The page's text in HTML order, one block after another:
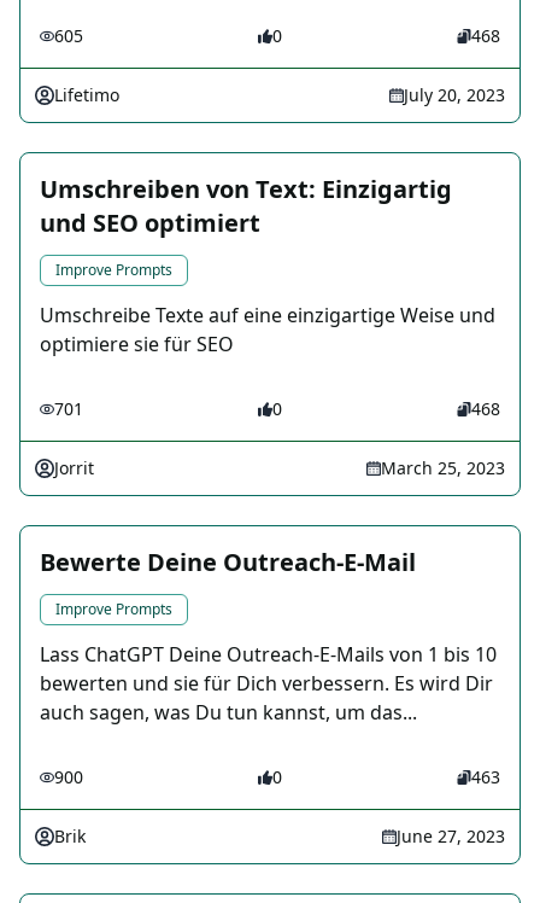
605 0 468
Lifetimo July 20, 2023
Umschreiben von Text: Einzigartig
und SEO optimiert
Improve Prompts
Umschreibe Texte auf eine einzigartige Weise und
optimiere sie für SEO
701 0 468
Jorrit March 25, 2023
Bewerte Deine Outreach-E-Mail
Improve Prompts
Lass ChatGPT Deine Outreach-E-Mails von 1 bis 10
bewerten und sie für Dich verbessern. Es wird Dir
auch sagen, was Du tun kannst, um das...
900 0 463
Brik June 27, 2023